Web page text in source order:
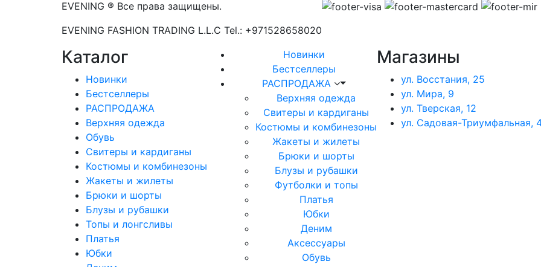
EVENING ® Все права защищены.
EVENING FASHION TRADING L.L.C Tel.: +971528658020
Каталог
Новинки
Бестселлеры
РАСПРОДАЖА
Верхняя одежда
Обувь
Свитеры и кардиганы
Костюмы и комбинезоны
Жакеты и жилеты
Брюки и шорты
Блузы и рубашки
Топы и лонгсливы
Платья
Юбки
Новинки
Бестселлеры
РАСПРОДАЖА
Верхняя одежда
Свитеры и кардиганы
Костюмы и комбинезоны
Жакеты и жилеты
Брюки и шорты
Блузы и рубашки
Футболки и топы
Платья
Юбки
Деним
Аксессуары
Обувь
Магазины
ул. Восстания, 25
ул. Мира, 9
ул. Тверская, 12
ул. Садовая-Триумфальная,